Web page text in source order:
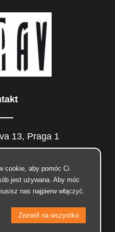
13, Praga 1
cookie, aby pomóc Ci
jest używana. Aby móc
nas najpierw włączyć.